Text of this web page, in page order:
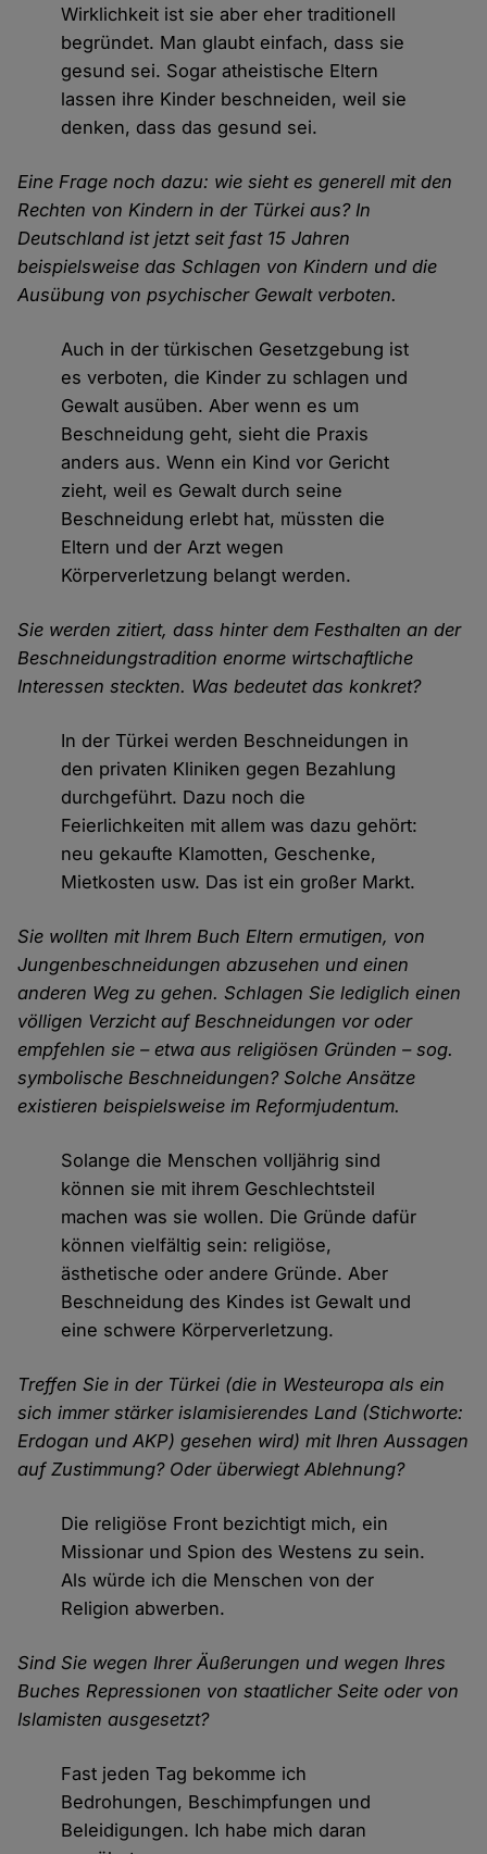
Wirklichkeit ist sie aber eher traditionell
begründet. Man glaubt einfach, dass sie
gesund sei. Sogar atheistische Eltern
lassen ihre Kinder beschneiden, weil sie
denken, dass das gesund sei.
Eine Frage noch dazu: wie sieht es generell mit den
Rechten von Kindern in der Türkei aus? In
Deutschland ist jetzt seit fast 15 Jahren
beispielsweise das Schlagen von Kindern und die
Ausübung von psychischer Gewalt verboten.
Auch in der türkischen Gesetzgebung ist
es verboten, die Kinder zu schlagen und
Gewalt ausüben. Aber wenn es um
Beschneidung geht, sieht die Praxis
anders aus. Wenn ein Kind vor Gericht
zieht, weil es Gewalt durch seine
Beschneidung erlebt hat, müssten die
Eltern und der Arzt wegen
Körperverletzung belangt werden.
Sie werden zitiert, dass hinter dem Festhalten an der
Beschneidungstradition enorme wirtschaftliche
Interessen steckten. Was bedeutet das konkret?
In der Türkei werden Beschneidungen in
den privaten Kliniken gegen Bezahlung
durchgeführt. Dazu noch die
Feierlichkeiten mit allem was dazu gehört:
neu gekaufte Klamotten, Geschenke,
Mietkosten usw. Das ist ein großer Markt.
Sie wollten mit Ihrem Buch Eltern ermutigen, von
Jungenbeschneidungen abzusehen und einen
anderen Weg zu gehen. Schlagen Sie lediglich einen
völligen Verzicht auf Beschneidungen vor oder
empfehlen sie – etwa aus religiösen Gründen – sog.
symbolische Beschneidungen? Solche Ansätze
existieren beispielsweise im Reformjudentum.
Solange die Menschen volljährig sind
können sie mit ihrem Geschlechtsteil
machen was sie wollen. Die Gründe dafür
können vielfältig sein: religiöse,
ästhetische oder andere Gründe. Aber
Beschneidung des Kindes ist Gewalt und
eine schwere Körperverletzung.
Treffen Sie in der Türkei (die in Westeuropa als ein
sich immer stärker islamisierendes Land (Stichworte:
Erdogan und AKP) gesehen wird) mit Ihren Aussagen
auf Zustimmung? Oder überwiegt Ablehnung?
Die religiöse Front bezichtigt mich, ein
Missionar und Spion des Westens zu sein.
Als würde ich die Menschen von der
Religion abwerben.
Sind Sie wegen Ihrer Äußerungen und wegen Ihres
Buches Repressionen von staatlicher Seite oder von
Islamisten ausgesetzt?
Fast jeden Tag bekomme ich
Bedrohungen, Beschimpfungen und
Beleidigungen. Ich habe mich daran